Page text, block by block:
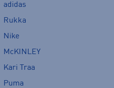
adidas
Rukka
Nike
McKINLEY
Kari Traa
Puma